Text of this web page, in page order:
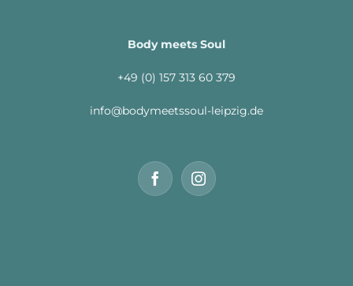
Body meets Soul
+49 (0) 157 313 60 379
info@bodymeetssoul-leipzig.de